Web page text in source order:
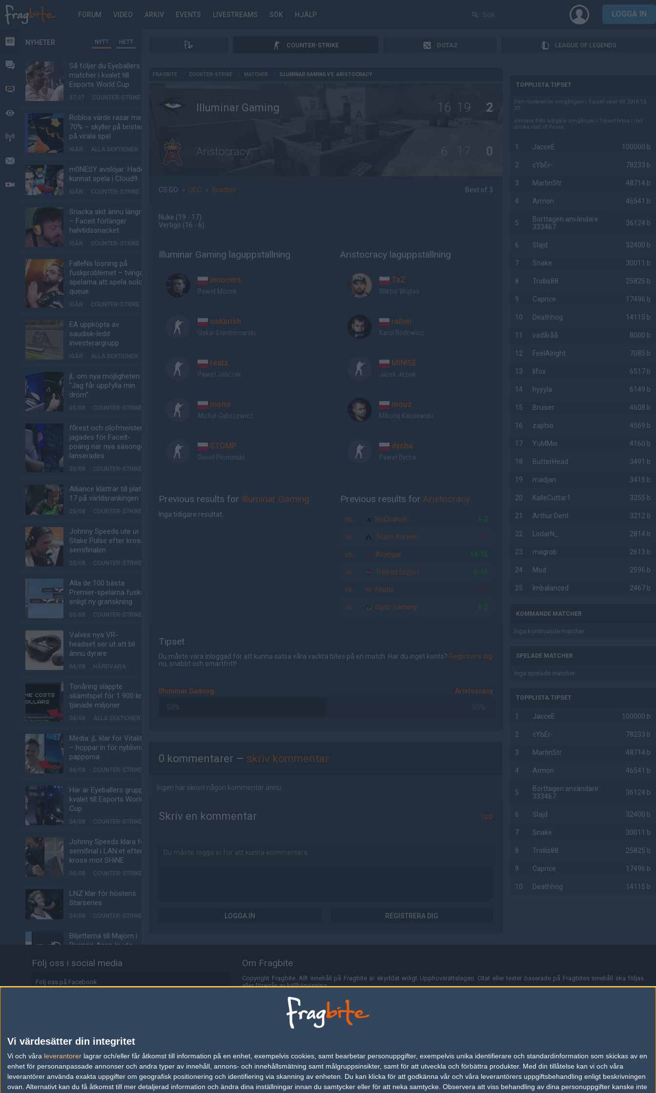
Vi värdesätter din integritet
Vi och våra leverantorer lagrar och/eller får åtkomst till information på en enhet, exempelvis cookies, samt bearbetar personuppgifter, exempelvis unika identifierare och standardinformation som skickas av en
enhet för personanpassade annonser och andra typer av innehåll, annons- och innehållsmätning samt målgruppsinsikter, samt för att utveckla och förbättra produkter. Med din tillåtelse kan vi och våra
leverantörer använda exakta uppgifter om geografisk positionering och identifiering via skanning av enheten. Du kan klicka för att godkänna vår och våra leverantörers uppgiftsbehandling enligt beskrivningen
ovan. Alternativt kan du få åtkomst till mer detaljerad information och ändra dina inställningar innan du samtycker eller för att neka samtycke. Observera att viss behandling av dina personuppgifter kanske inte
FORUM VIDEO ARKIV EVENTS LIVESTREAMS SÖK HJÄLP LOGGA IN
NYHETER
FORUM
VIDEO
BEVAKAT
HÄNDELSER
LIVESÄNDNINGAR
NYHETER NYTT HETT
Så följer du Eyeballers
matcher i kvalet till
Esports World Cup
07:37 COUNTER-STRIKE
Roblox värde rasar med
70% – skyller på bristen
på virala spel
IGÅR ALLA SEKTIONER
m0NESY avslöjar: Hade
kunnat spela i Cloud9
IGÅR COUNTER-STRIKE
Snacka skit ännu längre
– Faceit förlänger
halvtidssnacket
IGÅR COUNTER-STRIKE
FalleNs lösning på
fuskproblemet – tvinga
spelarna att spela solo-
queue
IGÅR COUNTER-STRIKE
EA uppköpta av
saudisk-ledd
investerargrupp
IGÅR ALLA SEKTIONER
jL om nya möjligheten:
"Jag får uppfylla min
dröm"
05/08 COUNTER-STRIKE
f0rest och olofmeister
jagades för Faceit-
poäng när nya säsongen
lanserades
05/08 COUNTER-STRIKE
Alliance klättrar till plats
17 på världsrankingen
05/08 COUNTER-STRIKE
Johnny Speeds ute ur
Stake Pulse efter kross i
semifinalen
05/08 COUNTER-STRIKE
Alla de 100 bästa
Premier-spelarna fuskar
enligt ny granskning
05/08 COUNTER-STRIKE
Valves nya VR-
headset ser ut att bli
ännu dyrare
04/08 HÅRDVARA
Tonåring släppte
skämtspel för 1 900 kr –
tjänade miljoner
04/08 ALLA SEKTIONER
Media: jL klar för Vitality
– hoppar in för nyblivna
papporna
04/08 COUNTER-STRIKE
Här är Eyeballers grupp i
kvalet till Esports World
Cup
04/08 COUNTER-STRIKE
Johnny Speeds klara för
semifinal i LAN:et efter
kross mot SHiNE
04/08 COUNTER-STRIKE
LNZ klar för höstens
Starseries
04/08 COUNTER-STRIKE
Biljetterna till Majorn i
Buenos Aires är ute
COUNTER-STRIKE
Johnny Speeds vidare till
slutspel – skickar hem
Majorvinnaren lämnar
äntligen VP – ute på fria
marknaden
Johnny Speeds slår ut
COUNTER-STRIKE DOTA2 LEAGUE OF LEGENDS
FRAGBITE COUNTER-STRIKE MATCHER ILLUMINAR GAMING VS. ARISTOCRACY
Illuminar Gaming 16 19 2
Aristocracy 6 17 0
CS:GO » UCC » Bracket Best of 3
Nuke (19 - 17)
Vertigo (16 - 6)
Illuminar Gaming laguppställning
innocent
Paweł Mocek
oskarish
Oskar Stenborowski
reatz
Paweł Jańczak
mono
Michał Gabszewicz
STOMP
Daniel Płomiński
Aristocracy laguppställning
TaZ
Wiktor Wojtas
rallen
Karol Rodowicz
MINISE
Jacek Jeziak
mouz
Mikołaj Karolewski
dycha
Paweł Dycha
Previous results for Illuminar Gaming
Inga tidigare resultat.
Previous results forAristocracy
vs. NoChance 1-2
vs. Team Ancient 1-2
vs. Avangar 14-16
vs. Tricked Esport 5-16
vs. Fnatic 0-2
vs. Optic Gaming 0-2
Tipset
Du måste vara inloggad för att kunna satsa våra vackra bites på en match. Har du inget konto? Registrera dig
nu, snabbt och smärtfritt!
Illuminar Gaming Aristocracy
50% 50%
0 kommentarer — skriv kommentar
Ingen har skrivit någon kommentar ännu.
Skriv en kommentar Upp
LOGGA IN REGISTRERA DIG
TOPPLISTA TIPSET
Den nuvarande omgången i Tipset varar till 2018-12-
30.
Vinnare från tidigare omgångar i Tipset finns i det
anrika Hall of Fame.
1 JacceE 100000 b
2 cYbEr- 78233 b
3 MartinStr 48714 b
4 Armon 46541 b
5
Borttagen användare
333467
36124 b
6 Slajd 32400 b
7 Snake 30011 b
8 Trollis88 25825 b
9 Caprice 17496 b
10 Deathhog 14115 b
11 vadåråå 8000 b
12 FeelAlright 7085 b
13 lifox 6517 b
14 hyyyla 6149 b
15 Bruiser 4608 b
16 zaphio 4569 b
17 YuMMie 4160 b
18 ButterHead 3491 b
19 madjan 3415 b
20 KalleCuttar1 3355 b
21 Arthur Dent 3212 b
22 LodarN_ 2814 b
23 magrob 2613 b
24 Mod 2596 b
25 Imbalanced 2467 b
KOMMANDE MATCHER
Inga kommande matcher.
SPELADE MATCHER
Inga spelade matcher.
TOPPLISTA TIPSET
1 JacceE 100000 b
2 cYbEr- 78233 b
3 MartinStr 48714 b
4 Armon 46541 b
5
Borttagen användare
333467
36124 b
6 Slajd 32400 b
7 Snake 30011 b
8 Trollis88 25825 b
9 Caprice 17496 b
10 Deathhog 14115 b
Följ oss i social media
Följ oss på Facebook
Information
Annonsering
Copyright och Privacy Policy
Om Fragbite
Copyright Fragbite. Allt innehåll på Fragbite är skyddat enligt Upphovsrättslagen. Citat eller texter baserade på Fragbites innehåll ska följas
eller föregås av källhänvisning.
Alla åsikter uttryckta på Fragbite representerar varje enskild skribent och överensstämmer inte nödvändigtvis med Fragbites åsikter.
Programmering och design av Fredric Bohlin. För frågor rörande sajten kan du skicka iväg ett email till
Fragbite använder cookies för att spara användarspecifik information så som t.ex. användarnamn. Cookies sparas även när man deltar i
omröstningar och för att föra statistik. För att slippa cookies kan du stänga av cookies i din webbläsares inställningar eller välja att inte
besöka Fragbite. Den här textraden finns här på grund av lagen om elektronisk kommunikation som trädde i kraft 25 juli 2003.